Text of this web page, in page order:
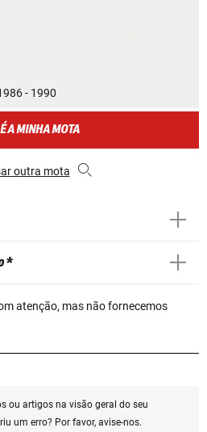
- 1990
A MINHA MOTA
outra mota
*
atenção, mas não fornecemos
ou artigos na visão geral do seu
um erro? Por favor, avise-nos.